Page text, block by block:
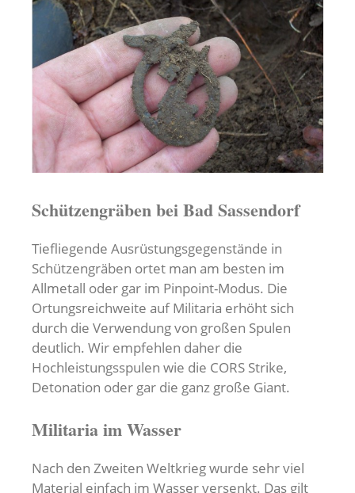
Schützengräben bei Bad Sassendorf
Tiefliegende Ausrüstungsgegenstände in
Schützengräben ortet man am besten im
Allmetall oder gar im Pinpoint-Modus. Die
Ortungsreichweite auf Militaria erhöht sich
durch die Verwendung von großen Spulen
deutlich. Wir empfehlen daher die
Hochleistungsspulen wie die CORS Strike,
Detonation oder gar die ganz große Giant.
Militaria im Wasser
Nach den Zweiten Weltkrieg wurde sehr viel
Material einfach im Wasser versenkt. Das gilt